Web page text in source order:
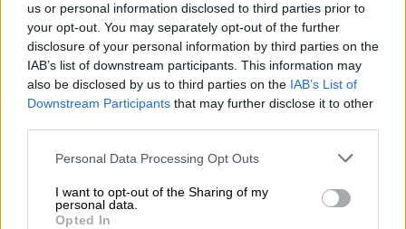
us or personal information disclosed to third parties prior to
your opt-out. You may separately opt-out of the further
disclosure of your personal information by third parties on the
IAB’s list of downstream participants. This information may
also be disclosed by us to third parties on the IAB’s List of
Downstream Participants that may further disclose it to other
Please note that this website/app uses one or more Google
not limited to your visit or usage behaviour. You may click to
grant or deny consent to Google and its third-party tags to
Personal Data Processing Opt Outs
I want to opt-out of the Sharing of my
personal data.
Opted In
Την ίδια ώρα, θα ασκηθούν διώξεις για
ανθρωποκτονίες από αμέλεια κατά συρροή
καισωματικές βλάβεςαπό αμέλεια και κατά
συρροή.